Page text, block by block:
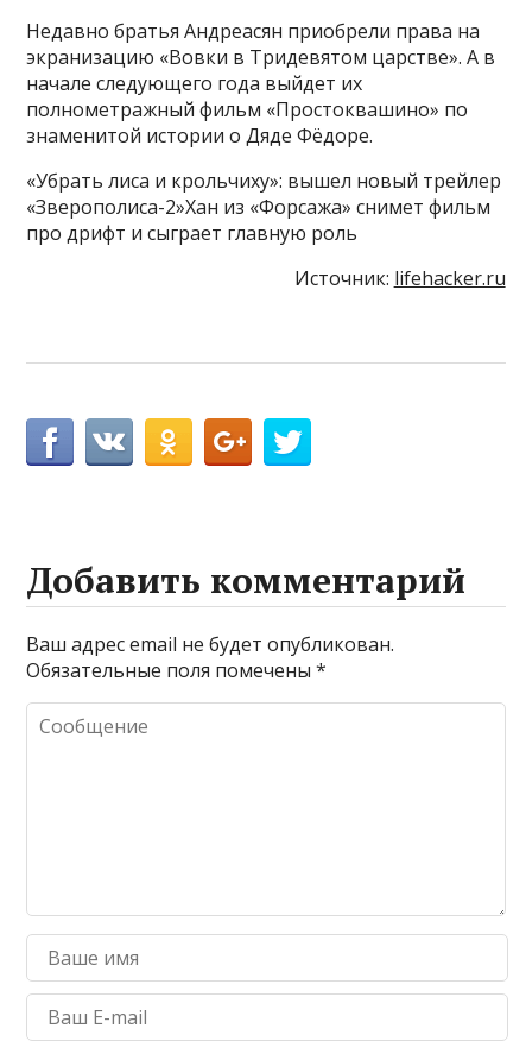
Недавно братья Андреасян приобрели права на
экранизацию «Вовки в Тридевятом царстве». А в
начале следующего года выйдет их
полнометражный фильм «Простоквашино» по
знаменитой истории о Дяде Фёдоре.
«Убрать лиса и крольчиху»: вышел новый трейлер
«Зверополиса-2»Хан из «Форсажа» снимет фильм
про дрифт и сыграет главную роль
Источник: lifehacker.ru
Добавить комментарий
Ваш адрес email не будет опубликован.
Обязательные поля помечены*